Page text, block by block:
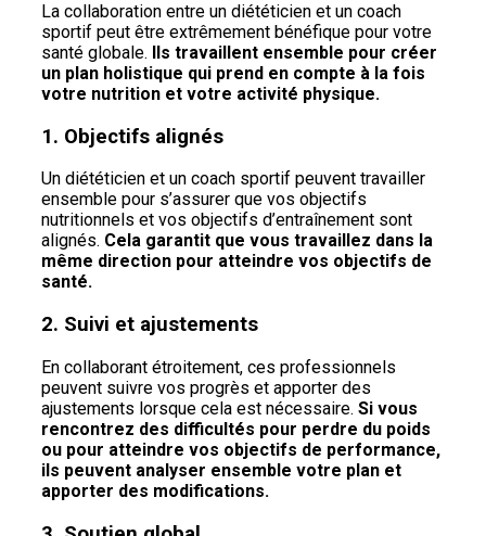
La collaboration entre un diététicien et un coach
sportif peut être extrêmement bénéfique pour votre
santé globale. Ils travaillent ensemble pour créer
un plan holistique qui prend en compte à la fois
votre nutrition et votre activité physique.
1. Objectifs alignés
Un diététicien et un coach sportif peuvent travailler
ensemble pour s’assurer que vos objectifs
nutritionnels et vos objectifs d’entraînement sont
alignés. Cela garantit que vous travaillez dans la
même direction pour atteindre vos objectifs de
santé.
2. Suivi et ajustements
En collaborant étroitement, ces professionnels
peuvent suivre vos progrès et apporter des
ajustements lorsque cela est nécessaire. Si vous
rencontrez des difficultés pour perdre du poids
ou pour atteindre vos objectifs de performance,
ils peuvent analyser ensemble votre plan et
apporter des modifications.